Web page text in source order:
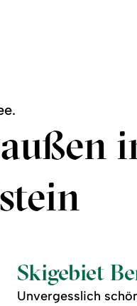
Skigebiet
Unvergesslich